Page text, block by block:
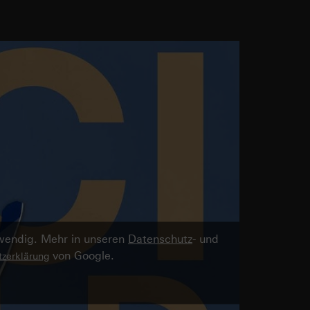
Mehr in unseren Datenschutz- und
von Google.